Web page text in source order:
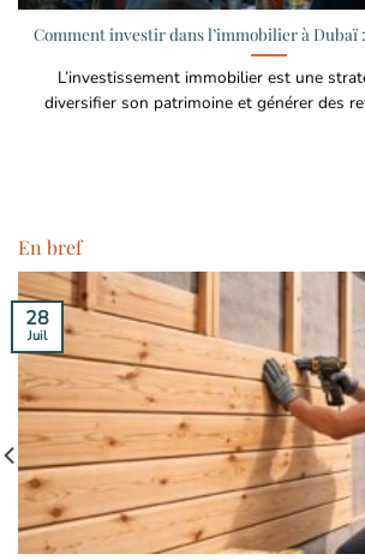
Comment investir dans l’immobilier à Dubaï
L’investissement immobilier est une
diversifier son patrimoine et générer des
En bref
28
Juil